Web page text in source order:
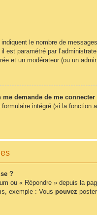
le nombre de
est paramétré par
et un modérateur (ou un
me demande de me connecter
intégré (si la
?
ou « Répondre » depuis la
exemple : Vous pouvez